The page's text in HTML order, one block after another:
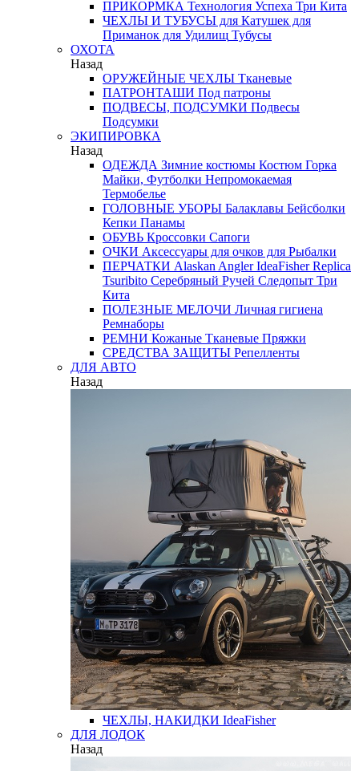
ПРИКОРМКА Технология Успеха Три Кита
ЧЕХЛЫ И ТУБУСЫ для Катушек для
Приманок для Удилищ Тубусы
ОХОТА
Назад
ОРУЖЕЙНЫЕ ЧЕХЛЫ Тканевые
ПАТРОНТАШИ Под патроны
ПОДВЕСЫ, ПОДСУМКИ Подвесы
Подсумки
ЭКИПИРОВКА
Назад
ОДЕЖДА Зимние костюмы Костюм Горка
Майки, Футболки Непромокаемая
Термобелье
ГОЛОВНЫЕ УБОРЫ Балаклавы Бейсболки
Кепки Панамы
ОБУВЬ Кроссовки Сапоги
ОЧКИ Аксессуары для очков для Рыбалки
ПЕРЧАТКИ Alaskan AnglerIdeaFisherReplica
Tsuribito Серебряный Ручей Следопыт Три
Кита
ПОЛЕЗНЫЕ МЕЛОЧИ Личная гигиена
Ремнаборы
РЕМНИ Кожаные Тканевые Пряжки
СРЕДСТВА ЗАЩИТЫ Репелленты
ДЛЯ АВТО
Назад
ЧЕХЛЫ, НАКИДКИ IdeaFisher
ДЛЯ ЛОДОК
Назад